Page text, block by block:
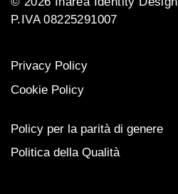
P.IVA 08225291007
Privacy Policy
Cookie Policy
Policy per la parità di genere
Politica della Qualità